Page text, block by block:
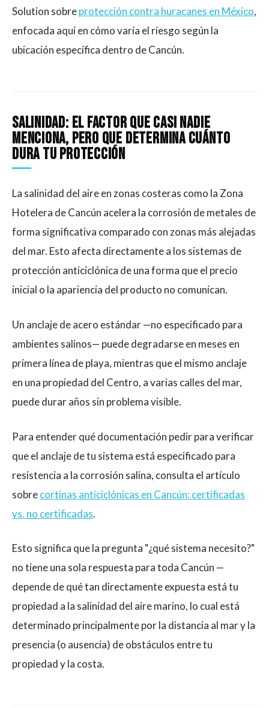
Solution sobreprotección contra huracanes en México,
enfocada aquí en cómo varía el riesgo según la
ubicación específica dentro de Cancún.
Salinidad: el factor que casi nadie
menciona, pero que determina cuánto
dura tu protección
La salinidad del aire en zonas costeras como la Zona
Hotelera de Cancún acelera la corrosión de metales de
forma significativa comparado con zonas más alejadas
del mar. Esto afecta directamente a los sistemas de
protección anticiclónica de una forma que el precio
inicial o la apariencia del producto no comunican.
Un anclaje de acero estándar —no especificado para
ambientes salinos— puede degradarse en meses en
primera línea de playa, mientras que el mismo anclaje
en una propiedad del Centro, a varias calles del mar,
puede durar años sin problema visible.
Para entender qué documentación pedir para verificar
que el anclaje de tu sistema está especificado para
resistencia a la corrosión salina, consulta el artículo
sobrecortinas anticiclónicas en Cancún: certificadas
vs. no certificadas.
Esto significa que la pregunta "¿qué sistema necesito?"
no tiene una sola respuesta para toda Cancún —
depende de qué tan directamente expuesta está tu
propiedad a la salinidad del aire marino, lo cual está
determinado principalmente por la distancia al mar y la
presencia (o ausencia) de obstáculos entre tu
propiedad y la costa.